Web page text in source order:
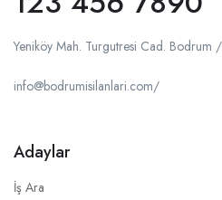
Yeniköy Mah. Turgutresi Cad. Bodrum
info@bodrumisilanlari.com/
Adaylar
İş Ara